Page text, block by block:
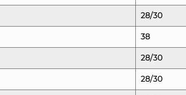
Чтобы
распорки в наших
износостойких
сможет
подвергаясь
обеспечиваемая
28/30
38
28/30
28/30